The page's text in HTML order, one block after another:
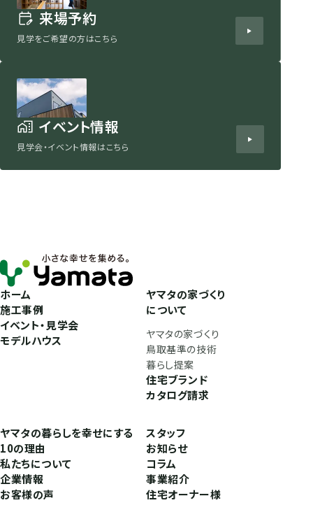
来場予約
見学をご希望の方はこちら
イベント情報
見学会・イベント情報はこちら
ホーム
施工事例
イベント・見学会
モデルハウス
ヤマタの家づくり
について
ヤマタの家づくり
鳥取基準の技術
暮らし提案
住宅ブランド
カタログ請求
ヤマタの暮らしを幸せにする
10の理由
私たちについて
企業情報
お客様の声
スタッフ
お知らせ
コラム
事業紹介
住宅オーナー様